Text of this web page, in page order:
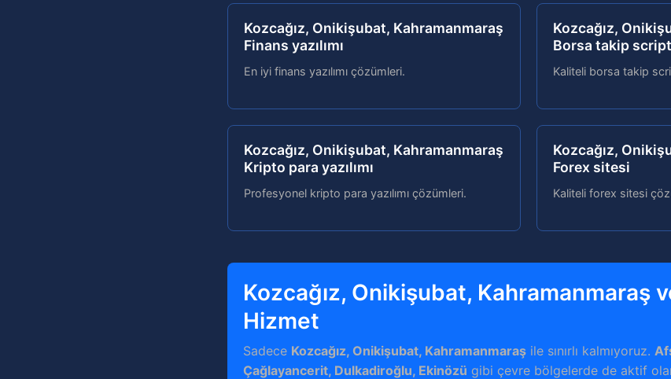
Kozcağız, Onikişubat, Kahramanmaraş
Finans yazılımı
En iyi finans yazılımı çözümleri.
Kozcağız,
Borsa takip
Kaliteli borsa takip
Kozcağız, Onikişubat, Kahramanmaraş
Kripto para yazılımı
Profesyonel kripto para yazılımı çözümleri.
Kozcağız,
Forex sitesi
Kaliteli forex sitesi
Kozcağız, Onikişubat, Kahramanmaraş
Hizmet
Sadece Kozcağız, Onikişubat, Kahramanmaraş ile sınırlı kalmıyoruz.
Çağlayancerit, Dulkadiroğlu, Ekinözü gibi çevre bölgelerde de aktif